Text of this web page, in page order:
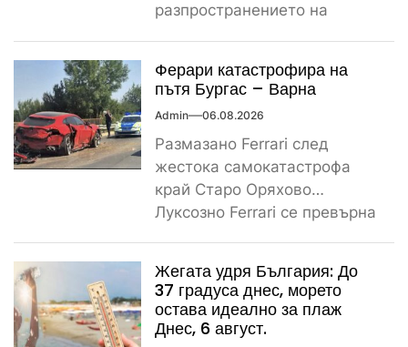
разпространението на
1000...
Ферари катастрофира на
пътя Бургас – Варна
Admin 06.08.2026
Размазано Ferrari след
жестока самокатастрофа
край Старо Оряхово
Луксозно Ferrari се превърна
сутрин...
Жегата удря България: До
37 градуса днес, морето
остава идеално за плаж
Днес, 6 август.